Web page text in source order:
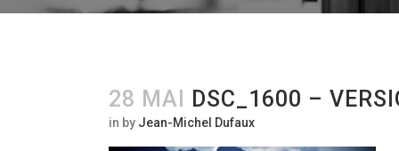
28 MAI DSC_1600 –
in by Jean-Michel Dufaux